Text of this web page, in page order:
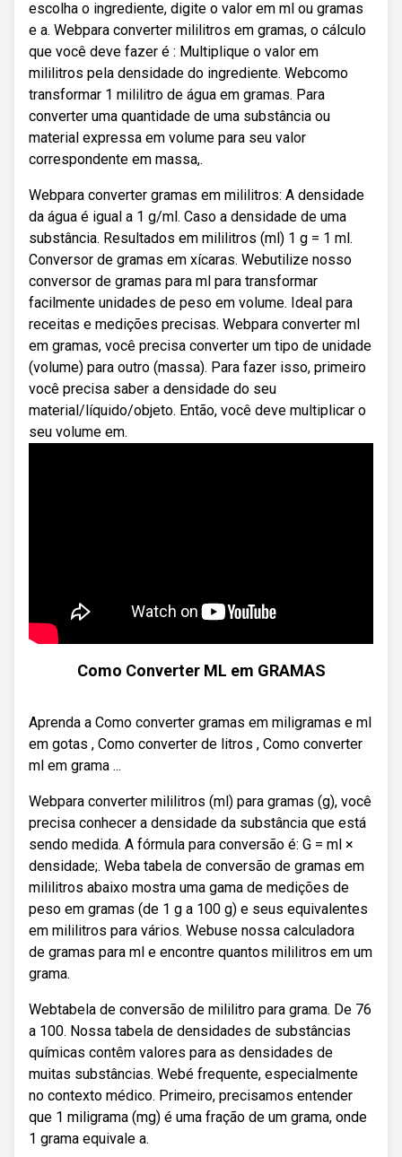
escolha o ingrediente, digite o valor em ml ou gramas
e a. Webpara converter mililitros em gramas, o cálculo
que você deve fazer é : Multiplique o valor em
mililitros pela densidade do ingrediente. Webcomo
transformar 1 mililitro de água em gramas. Para
converter uma quantidade de uma substância ou
material expressa em volume para seu valor
correspondente em massa,.
Webpara converter gramas em mililitros: A densidade
da água é igual a 1 g/ml. Caso a densidade de uma
substância. Resultados em mililitros (ml) 1 g = 1 ml.
Conversor de gramas em xícaras. Webutilize nosso
conversor de gramas para ml para transformar
facilmente unidades de peso em volume. Ideal para
receitas e medições precisas. Webpara converter ml
em gramas, você precisa converter um tipo de unidade
(volume) para outro (massa). Para fazer isso, primeiro
você precisa saber a densidade do seu
material/líquido/objeto. Então, você deve multiplicar o
seu volume em.
Como Converter ML em GRAMAS
Aprenda a Como converter gramas em miligramas e ml
em gotas , Como converter de litros , Como converter
ml em grama ...
Webpara converter mililitros (ml) para gramas (g), você
precisa conhecer a densidade da substância que está
sendo medida. A fórmula para conversão é: G = ml ×
densidade;. Weba tabela de conversão de gramas em
mililitros abaixo mostra uma gama de medições de
peso em gramas (de 1 g a 100 g) e seus equivalentes
em mililitros para vários. Webuse nossa calculadora
de gramas para ml e encontre quantos mililitros em um
grama.
Webtabela de conversão de mililitro para grama. De 76
a 100. Nossa tabela de densidades de substâncias
químicas contêm valores para as densidades de
muitas substâncias. Webé frequente, especialmente
no contexto médico. Primeiro, precisamos entender
que 1 miligrama (mg) é uma fração de um grama, onde
1 grama equivale a.